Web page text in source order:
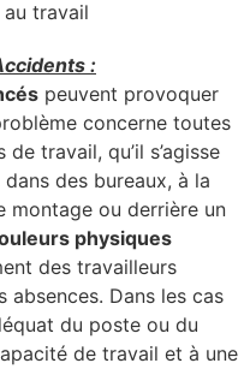
:
peuvent provoquer
concerne toutes
travail, qu’il s’agisse
des bureaux, à la
montage ou derrière un
physiques
des travailleurs
absences. Dans les cas
du poste ou du
de travail et à une